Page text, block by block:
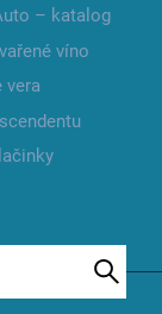
– katalog
víno
vera